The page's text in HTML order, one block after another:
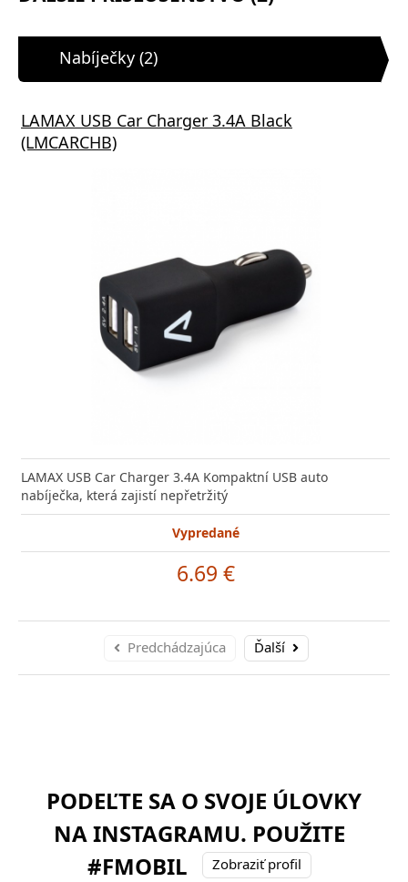
Nabíječky (2)
LAMAX USB Car Charger 3.4A Black
(LMCARCHB)
LAMAX USB Car Charger 3.4A Kompaktní USB auto
nabíječka, která zajistí nepřetržitý
Vypredané
6.69 €
Predchádzajúca Ďalší
PODEĽTE SA O SVOJE ÚLOVKY
NA INSTAGRAMU. POUŽITE
#FMOBIL
Zobraziť profil